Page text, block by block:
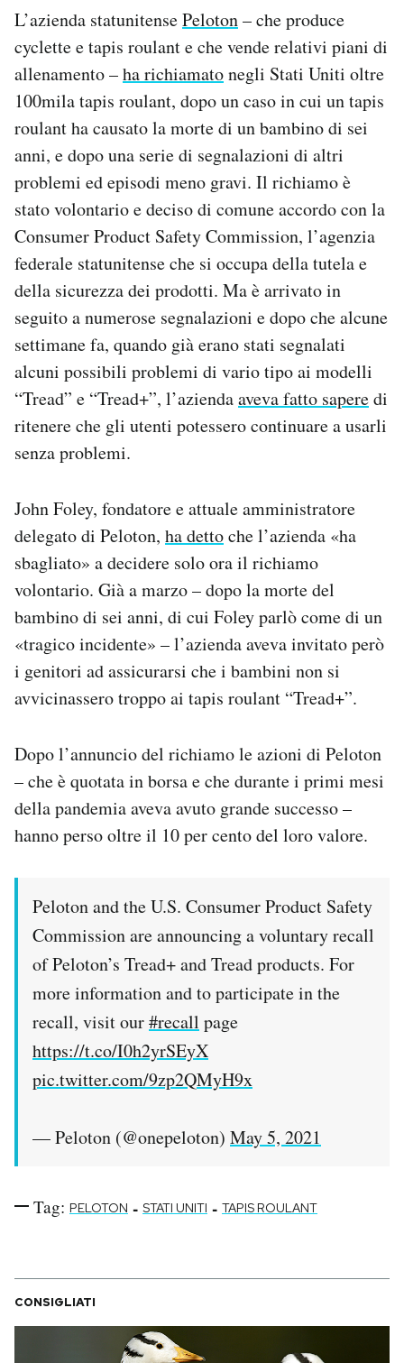
SHOP
CALENDARIO
Area Personale
Newsletter
Notifiche mobile
Hai bisogno di aiuto?
Esci
L’azienda statunitensePeloton– che produce
cyclette e tapis roulant e che vende relativi piani di
allenamento –ha richiamatonegli Stati Uniti oltre
100mila tapis roulant, dopo un caso in cui un tapis
roulant ha causato la morte di un bambino di sei
anni, e dopo una serie di segnalazioni di altri
problemi ed episodi meno gravi. Il richiamo è
stato volontario e deciso di comune accordo con la
Consumer Product Safety Commission, l’agenzia
federale statunitense che si occupa della tutela e
della sicurezza dei prodotti. Ma è arrivato in
seguito a numerose segnalazioni e dopo che alcune
settimane fa, quando già erano stati segnalati
alcuni possibili problemi di vario tipo ai modelli
“Tread” e “Tread+”, l’aziendaaveva fatto saperedi
ritenere che gli utenti potessero continuare a usarli
senza problemi.
John Foley, fondatore e attuale amministratore
delegato di Peloton, ha dettoche l’azienda «ha
sbagliato» a decidere solo ora il richiamo
volontario. Già a marzo – dopo la morte del
bambino di sei anni, di cui Foley parlò come di un
«tragico incidente» – l’azienda aveva invitato però
i genitori ad assicurarsi che i bambini non si
avvicinassero troppo ai tapis roulant “Tread+”.
Dopo l’annuncio del richiamo le azioni di Peloton
– che è quotata in borsa e che durante i primi mesi
della pandemia aveva avuto grande successo –
hanno perso oltre il 10 per cento del loro valore.
Peloton and the U.S. Consumer Product Safety
Commission are announcing a voluntary recall
of Peloton’s Tread+ and Tread products. For
more information and to participate in the
recall, visit our#recall page
https://t.co/I0h2yrSEyX
pic.twitter.com/9zp2QMyH9x
— Peloton (@onepeloton) May 5, 2021
Tag: PELOTON - STATI UNITI - TAPIS ROULANT
CONSIGLIATI